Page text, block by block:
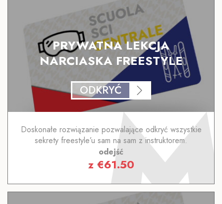
PRYWATNA LEKCJA
NARCIASKA FREESTYLE
ODKRYĆ
Doskonałe rozwiązanie pozwalające odkryć wszystkie
sekrety freestyle’u sam na sam z instruktorem.
odejść
z €61.50